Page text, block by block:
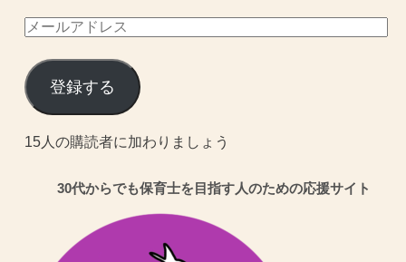
メ
ル
ア
ド
登録する
15人の購読者に加わりましょう
30代からでも保育士を目指す人のための応援サイト